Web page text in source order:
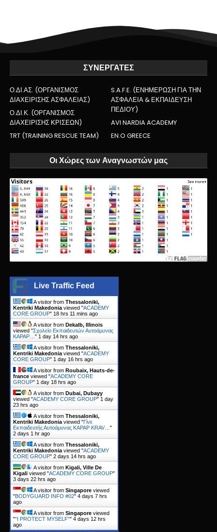
ΣΥΝΕΡΓΑΤΕΣ
Ο.ΔΙ.ΑΣ. (ΟΡΓΑΝΙΣΜΟΣ
ΔΙΑΧΕΙΡΙΣΗΣ ΑΣΦΑΛΕΙΑΣ)
S.A.F.E. (ΕΝΗΜΕΡΩΣΗ ΓΙΑ ΤΗΝ
ΑΣΦΑΛΕΙΑ & ΕΚΠΑΙΔΕΥΣΗ
ΠΕΔΙΟΥ)
Ο.ΔΙ.Κ. (ΟΡΓΑΝΙΣΜΟΣ
ΔΙΑΧΕΙΡΙΣΗΣ ΚΡΙΣΕΩΝ)
AVI NARDIA ACADEMY
TRT (TRAINING RESCUE TEAM)
EN.O GREECE
Οι Χώρες των Αναγνωστών μας
Live Traffic Feed
A visitor from Thessaloniki,
Kentriki Makedonia viewed "ACADEMY
CORE GROUP" 18 hrs 11 mins ago
A visitor from Dekalb, Illinois
viewed "Σχολείο Εκπαιδευτών Αυτοάμυνας
KAPAP… " 1 day 14 hrs ago
A visitor from Thessaloniki,
Kentriki Makedonia viewed "ACADEMY
CORE GROUP" 1 day 16 hrs ago
A visitor from Roubaix, Hauts-de-
france viewed "ACADEMY CORE
GROUP" 1 day 18 hrs ago
A visitor from Dubai, Dubayy
viewed "ACADEMY CORE GROUP" 1 day
23 hrs ago
A visitor from Thessaloniki,
Kentriki Makedonia viewed "Γίνε
Εκπαιδευτής Αυτοάμυνας KAPAP KRAV… "
2 days 1 hr ago
A visitor from Thessaloniki,
Kentriki Makedonia viewed "ACADEMY
CORE GROUP" 2 days 14 hrs ago
A visitor from Kigali, Ville De
Kigali viewed "ACADEMY CORE GROUP"
3 days 22 hrs ago
A visitor from Singapore viewed
"BODYGUARD INFO #02" 4 days 7 hrs
ago
A visitor from Singapore viewed
""I PROTECT MYSELF"" 4 days 12 hrs
ago